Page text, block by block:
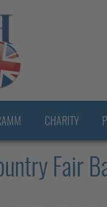
CHARITY
Fair